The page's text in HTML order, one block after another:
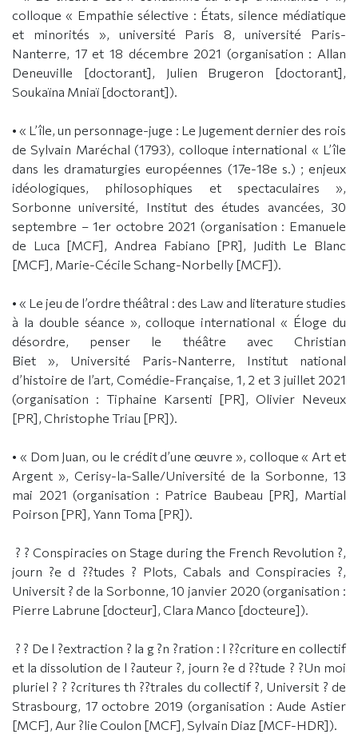
colloque « Empathie sélective : États, silence médiatique
et minorités », université Paris 8, université Paris-
Nanterre, 17 et 18 décembre 2021 (organisation : Allan
Deneuville [doctorant], Julien Brugeron [doctorant],
Soukaïna Mniaï [doctorant]).
• « L’île, un personnage-juge : Le Jugement dernier des rois
de Sylvain Maréchal (1793), colloque international « L’île
dans les dramaturgies européennes (17e-18e s.) ; enjeux
idéologiques, philosophiques et spectaculaires »,
Sorbonne université, Institut des études avancées, 30
septembre – 1er octobre 2021 (organisation : Emanuele
de Luca [MCF], Andrea Fabiano [PR], Judith Le Blanc
[MCF], Marie-Cécile Schang-Norbelly [MCF]).
• « Le jeu de l’ordre théâtral : des Law and literature studies
à la double séance », colloque international « Éloge du
désordre, penser le théâtre avec Christian
Biet », Université Paris-Nanterre, Institut national
d’histoire de l’art, Comédie-Française, 1, 2 et 3 juillet 2021
(organisation : Tiphaine Karsenti [PR], Olivier Neveux
[PR], Christophe Triau [PR]).
• « Dom Juan, ou le crédit d’une œuvre », colloque « Art et
Argent », Cerisy-la-Salle/Université de la Sorbonne, 13
mai 2021 (organisation : Patrice Baubeau [PR], Martial
Poirson [PR], Yann Toma [PR]).
? ? Conspiracies on Stage during the French Revolution ?,
journ ?e d ??tudes ? Plots, Cabals and Conspiracies ?,
Universit ? de la Sorbonne, 10 janvier 2020 (organisation :
Pierre Labrune [docteur], Clara Manco [docteure]).
? ? De l ?extraction ? la g ?n ?ration : l ??criture en collectif
et la dissolution de l ?auteur ?, journ ?e d ??tude ? ?Un moi
pluriel ? ? ?critures th ??trales du collectif ?, Universit ? de
Strasbourg, 17 octobre 2019 (organisation : Aude Astier
[MCF], Aur ?lie Coulon [MCF], Sylvain Diaz [MCF-HDR]).